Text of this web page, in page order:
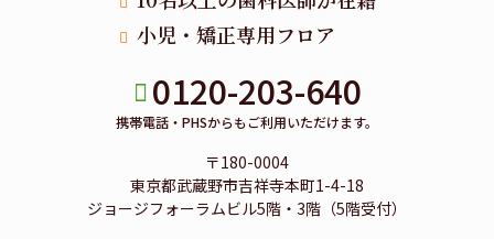
小児・矯正専用フロア
0120-203-640
携帯電話・PHSからもご利用いただけます。
〒180-0004
東京都武蔵野市吉祥寺本町1-4-18
ジョージフォーラムビル5階・3階（5階受付）